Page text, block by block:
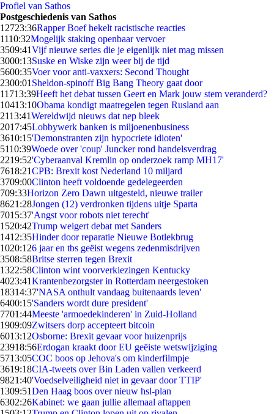
Profiel van Sathos
Postgeschiedenis van Sathos
12723:36Rapper Boef hekelt racistische reacties
1110:32Mogelijk staking openbaar vervoer
3509:41Vijf nieuwe series die je eigenlijk niet mag missen
3000:13Suske en Wiske zijn weer bij de tijd
5600:35Voer voor anti-vaxxers: Second Thought
2300:01 Sheldon-spinoff Big Bang Theory gaat door
11713:39Heeft het debat tussen Geert en Mark jouw stem veranderd?
10413:10Obama kondigt maatregelen tegen Rusland aan
2113:41Wereldwijd nieuws dat nep bleek
2017:45Lobbywerk banken is miljoenenbusiness
3610:15'Demonstranten zijn hypocriete idioten'
5110:39Woede over 'coup' Juncker rond handelsverdrag
2219:52'Cyberaanval Kremlin op onderzoek ramp MH17'
7618:21CPB: Brexit kost Nederland 10 miljard
3709:00Clinton heeft voldoende gedelegeerden
709:33Horizon Zero Dawn uitgesteld, nieuwe trailer
8621:28Jongen (12) verdronken tijdens uitje Sparta
7015:37'Angst voor robots niet terecht'
1520:42Trump weigert debat met Sanders
1412:35Hinder door reparatie Nieuwe Botlekbrug
1020:126 jaar en tbs geëist wegens zedenmisdrijven
3508:58Britse sterren tegen Brexit
1322:58Clinton wint voorverkiezingen Kentucky
4023:41Krantenbezorgster in Rotterdam neergestoken
18314:37'NASA onthult vandaag buitenaards leven'
6400:15'Sanders wordt dure president'
7701:44Meeste 'armoedekinderen' in Zuid-Holland
1909:09Zwitsers dorp accepteert bitcoin
6013:12Osborne: Brexit gevaar voor huizenprijs
23918:56Erdogan kraakt door EU geëiste wetswijziging
5713:05COC boos op Jehova's om kinderfilmpje
3619:18CIA-tweets over Bin Laden vallen verkeerd
9821:40'Voedselveiligheid niet in gevaar door TTIP'
1309:51Den Haag boos over nieuw hsl-plan
6302:26Kabinet: we gaan jullie allemaal aftappen